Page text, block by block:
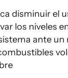
disminuir el
los niveles
ante un